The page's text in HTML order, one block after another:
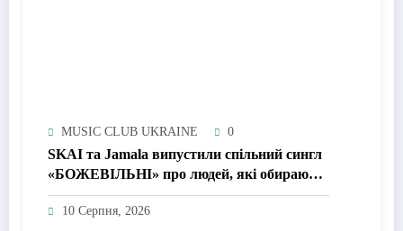
MUSIC CLUB UKRAINE 0
SKAI та Jamala випустили спільний сингл
«БОЖЕВІЛЬНІ» про людей, які обирають
жити, а не просто виживати
10 Серпня, 2026